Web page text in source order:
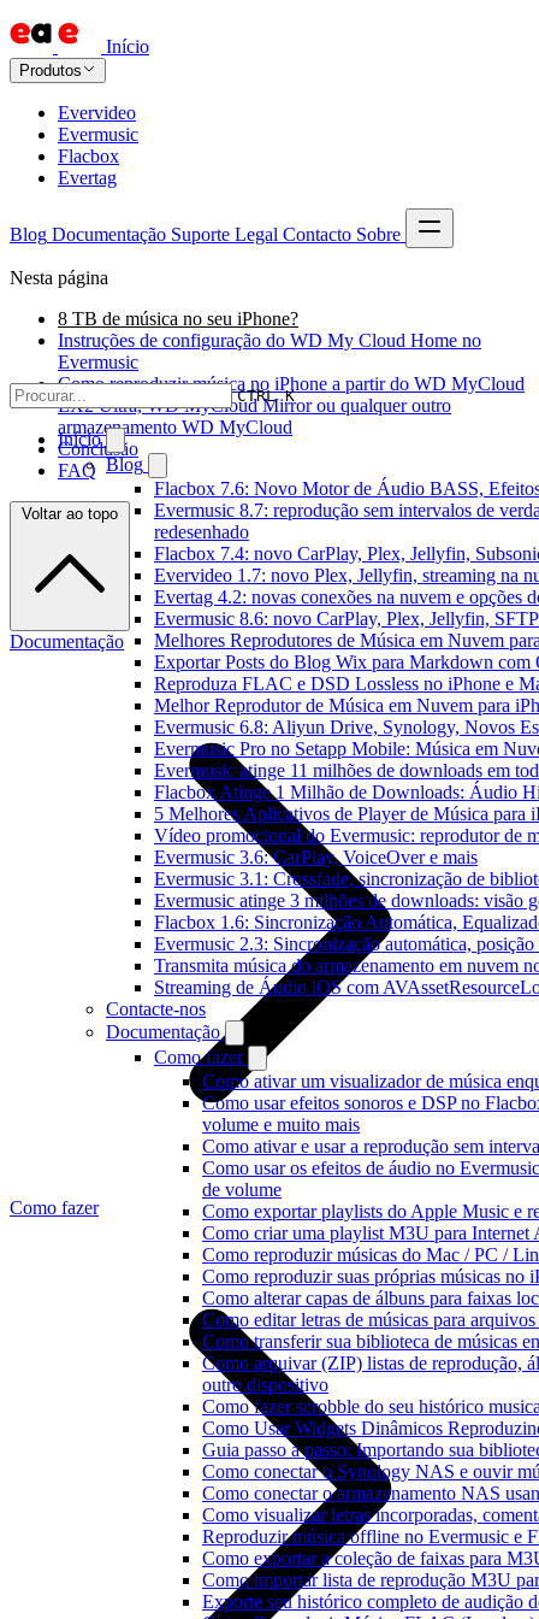
Início
Produtos
Evervideo
Evermusic
Flacbox
Evertag
Blog Documentação Suporte Legal Contacto Sobre
CTRL K
Início
Blog
Flacbox 7.6: Novo Motor de Áudio BASS,
Evermusic 8.7: reprodução sem intervalos de
redesenhado
Flacbox 7.4: novo CarPlay, Plex, Jellyfin,
Evervideo 1.7: novo Plex, Jellyfin, streaming na
Evertag 4.2: novas conexões na nuvem e opções
Evermusic 8.6: novo CarPlay, Plex, Jellyfin,
Melhores Reprodutores de Música em Nuvem
Exportar Posts do Blog Wix para Markdown com
Reproduza FLAC e DSD Lossless no iPhone e
Melhor Reprodutor de Música em Nuvem para
Evermusic 6.8: Aliyun Drive, Synology, Novos
Evermusic Pro no Setapp Mobile: Música em
Evermusic atinge 11 milhões de downloads em
Flacbox Atinge 1 Milhão de Downloads: Áudio
5 Melhores Aplicativos de Player de Música para
Vídeo promocional do Evermusic: reprodutor de
Evermusic 3.6: CarPlay, VoiceOver e mais
Evermusic 3.1: Crossfade, sincronização de
Evermusic atinge 3 milhões de downloads: visão
Flacbox 1.6: Sincronização Automática,
Evermusic 2.3: Sincronização automática, posição
Transmita música do armazenamento em nuvem
Streaming de Áudio iOS com
Contacte-nos
Documentação
Como fazer
Como ativar um visualizador de música
Como usar efeitos sonoros e DSP no
volume e muito mais
Como ativar e usar a reprodução sem
Como usar os efeitos de áudio no
de volume
Como exportar playlists do Apple Music e
Como criar uma playlist M3U para
Como reproduzir músicas do Mac / PC /
Como reproduzir suas próprias músicas no
Como alterar capas de álbuns para faixas
Como editar letras de músicas para
Como transferir sua biblioteca de músicas
Como arquivar (ZIP) listas de reprodução,
outro dispositivo
Como fazer scrobble do seu histórico
Como Usar Widgets Dinâmicos
Guia passo a passo: Importando sua
Como conectar o Synology NAS e ouvir
Como conectar o armazenamento NAS
Como visualizar letras incorporadas,
Reproduzir música offline no Evermusic e
Como exportar a coleção de faixas para
Como importar lista de reprodução M3U
Exporte seu histórico completo de audição
Nesta página
8 TB de música no seu iPhone?
Instruções de configuração do WD My Cloud Home no
Evermusic
Como reproduzir música no iPhone a partir do WD MyCloud
EX2 Ultra, WD MyCloud Mirror ou qualquer outro
armazenamento WD MyCloud
Conclusão
FAQ
Voltar ao topo
Documentação
Como fazer